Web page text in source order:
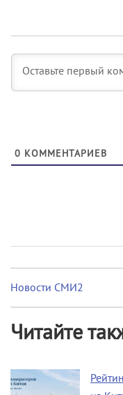
0 КОММЕНТАРИЕВ
Новости СМИ2
Читайте